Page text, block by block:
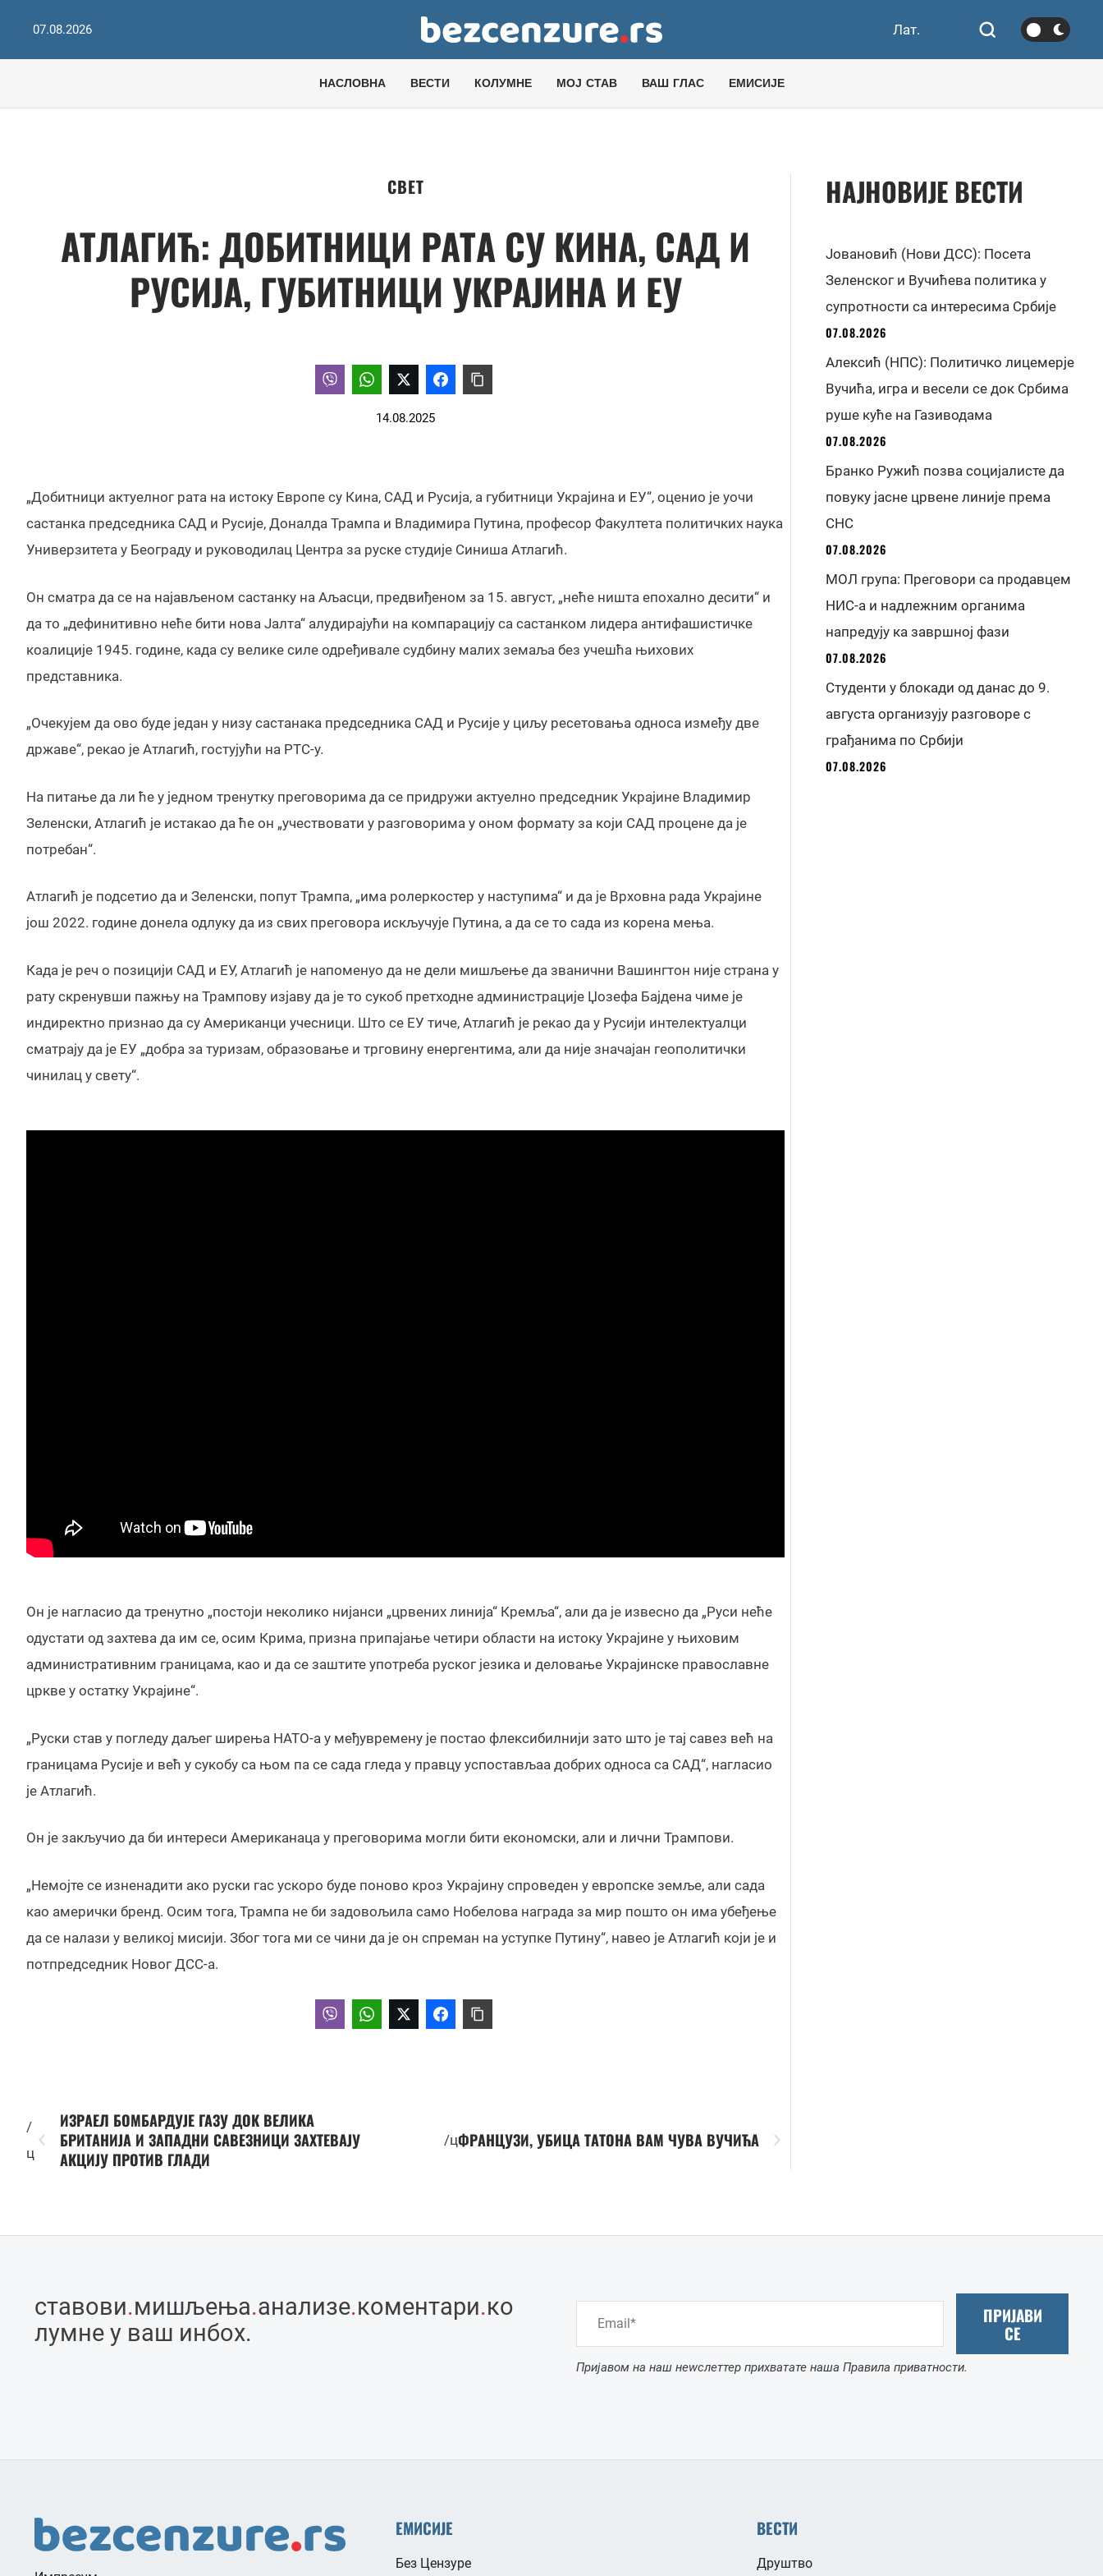
07.08.2026 Лат.
НАСЛОВНА ВЕСТИ КОЛУМНЕ МОЈ СТАВ ВАШ ГЛАС ЕМИСИЈЕ
СВЕТ
АТЛАГИЋ: ДОБИТНИЦИ РАТА СУ КИНА, САД И
РУСИЈА, ГУБИТНИЦИ УКРАЈИНА И ЕУ
14.08.2025
„Добитници актуелног рата на истоку Европе су Кина, САД и Русија, а губитници Украјина и ЕУ“, оценио је уочи
састанка председника САД и Русије, Доналда Трампа и Владимира Путина, професор Факултета политичких наука
Универзитета у Београду и руководилац Центра за руске студије Синиша Атлагић.
Он сматра да се на најављеном састанку на Аљасци, предвиђеном за 15. август, „неће ништа епохално десити“ и
да то „дефинитивно неће бити нова Јалта“ алудирајући на компарацију са састанком лидера антифашистичке
коалиције 1945. године, када су велике силе одређивале судбину малих земаља без учешћа њихових
представника.
„Очекујем да ово буде један у низу састанака председника САД и Русије у циљу ресетовања односа између две
државе“, рекао је Атлагић, гостујући на РТС-у.
На питање да ли ће у једном тренутку преговорима да се придружи актуелно председник Украјине Владимир
Зеленски, Атлагић је истакао да ће он „учествовати у разговорима у оном формату за који САД процене да је
потребан“.
Атлагић је подсетио да и Зеленски, попут Трампа, „има ролеркостер у наступима“ и да је Врховна рада Украјине
још 2022. године донела одлуку да из свих преговора искључује Путина, а да се то сада из корена мења.
Када је реч о позицији САД и ЕУ, Атлагић је напоменуо да не дели мишљење да званични Вашингтон није страна у
рату скренувши пажњу на Трампову изјаву да је то сукоб претходне администрације Џозефа Бајдена чиме је
индиректно признао да су Американци учесници. Што се ЕУ тиче, Атлагић је рекао да у Русији интелектуалци
сматрају да је ЕУ „добра за туризам, образовање и трговину енергентима, али да није значајан геополитички
чинилац у свету“.
Он је нагласио да тренутно „постоји неколико нијанси „црвених линија“ Кремља“, али да је извесно да „Руси неће
одустати од захтева да им се, осим Крима, призна припајање четири области на истоку Украјине у њиховим
административним границама, као и да се заштите употреба руског језика и деловање Украјинске православне
цркве у остатку Украјине“.
„Руски став у погледу даљег ширења НАТО-а у међувремену је постао флексибилнији зато што је тај савез већ на
границама Русије и већ у сукобу са њом па се сада гледа у правцу успостављаа добрих односа са САД“, нагласио
је Атлагић.
Он је закључио да би интереси Американаца у преговорима могли бити економски, али и лични Трампови.
„Немојте се изненадити ако руски гас ускоро буде поново кроз Украјину спроведен у европске земље, али сада
као амерички бренд. Осим тога, Трампа не би задовољила само Нобелова награда за мир пошто он има убеђење
да се налази у великој мисији. Због тога ми се чини да је он спреман на уступке Путину“, навео је Атлагић који је и
потпредседник Новог ДСС-а.
/
ц
ИЗРАЕЛ БОМБАРДУЈЕ ГАЗУ ДОК ВЕЛИКА
БРИТАНИЈА И ЗАПАДНИ САВЕЗНИЦИ ЗАХТЕВАЈУ
АКЦИЈУ ПРОТИВ ГЛАДИ
/цФРАНЦУЗИ, УБИЦА ТАТОНА ВАМ ЧУВА ВУЧИЋА
НАЈНОВИЈЕ ВЕСТИ
Јовановић (Нови ДСС): Посета
Зеленског и Вучићева политика у
супротности са интересима Србије
07.08.2026
Алексић (НПС): Политичко лицемерје
Вучића, игра и весели се док Србима
руше куће на Газиводама
07.08.2026
Бранко Ружић позва социјалисте да
повуку јасне црвене линије према
СНС
07.08.2026
МОЛ група: Преговори са продавцем
НИС-а и надлежним органима
напредују ка завршној фази
07.08.2026
Студенти у блокади од данас до 9.
августа организују разговоре с
грађанима по Србији
07.08.2026
ставови.мишљења.анализе.коментари.ко
лумне у ваш инбоx.
ПРИЈАВИ
СЕ
Пријавом на наш неwслеттер прихватате наша Правила приватности.
ЕМИСИЈЕ
Без Цензуре
ВЕСТИ
Друштво